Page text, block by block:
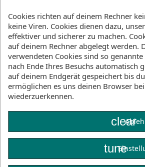
Klicke hier um die Lagerbestände
Beschreibung
Ideal to wear when the
pocket logo on front for a cool
Cookies richten auf deinem Rechner
keine Viren. Cookies dienen dazu,
effektiver und sicherer zu machen.
auf deinem Rechner abgelegt werden.
verwendeten Cookies sind so genannte
nach Ende Ihres Besuchs automatisch
auf deinem Endgerät gespeichert bis
ermöglichen es uns deinen Browser
wiederzuerkennen.
clear
tune